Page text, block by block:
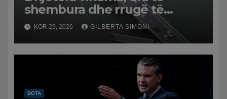
shembura dhe rrugë të
dëmtuara! Japonia goditet
nga tërmeti i fuqishëm,
qindra mijëra të evakuuar
KOR 29, 2026 GILBERTA SIMONI
BOTA